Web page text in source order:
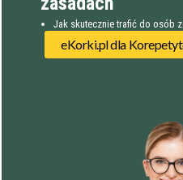
Jak skutecznie trafić do osób
eKorki.pl dla